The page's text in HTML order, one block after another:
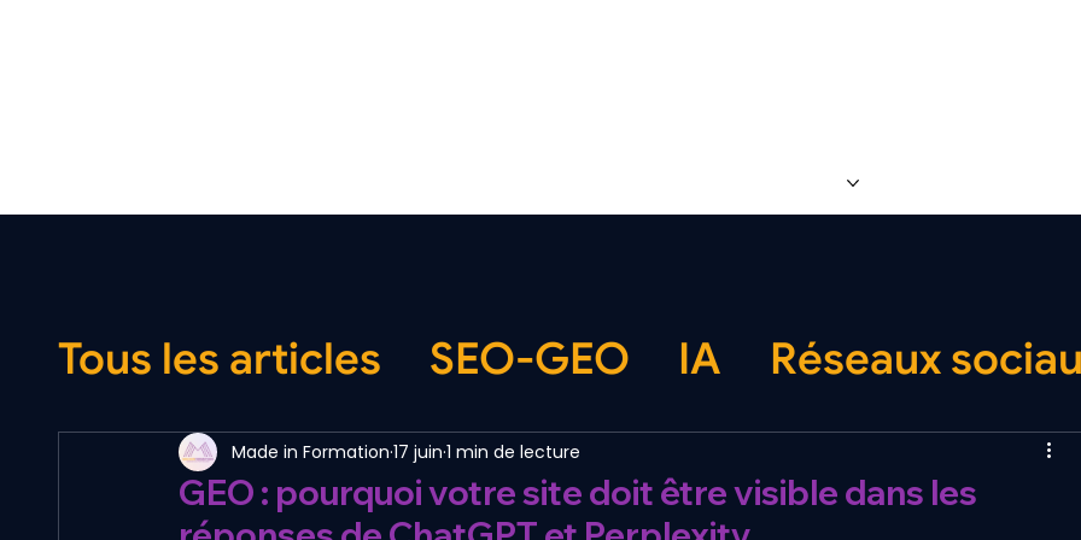
À propos Toutes les
Tous les articles SEO-GEO IA Réseaux
GEO : pourquoi votre site doit être visible dans les
Made in Formation17 juin1 min de lecture